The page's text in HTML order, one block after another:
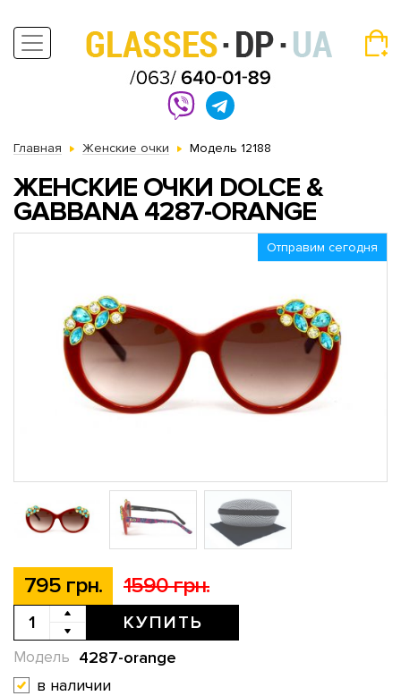
Главная Женские очки Модель 12188
ЖЕНСКИЕ ОЧКИ DOLCE &
GABBANA 4287-ORANGE
Отправим сегодня
795 грн. 1590 грн.
КУПИТЬ
4287-orange
Модель
в наличии